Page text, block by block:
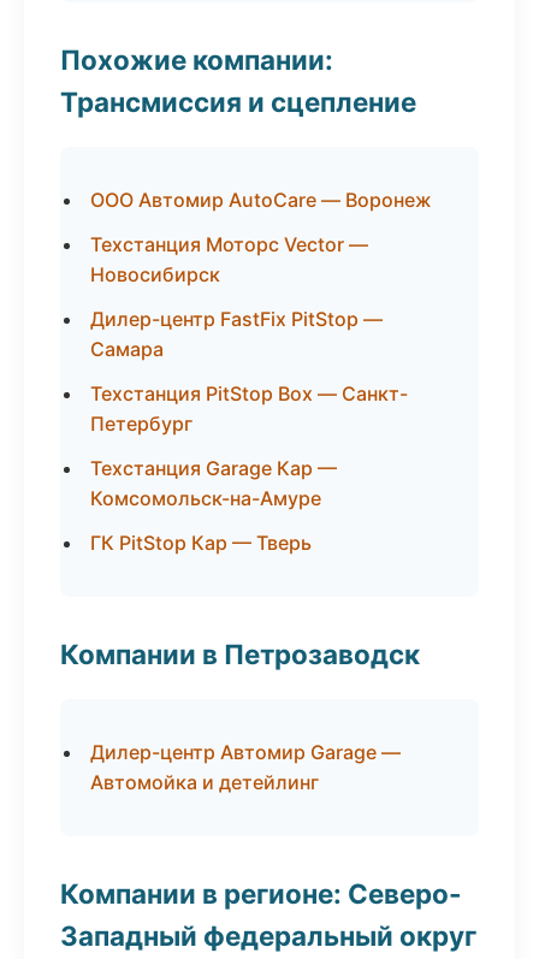
Похожие компании:
Трансмиссия и сцепление
ООО Автомир AutoCare — Воронеж
Техстанция Моторс Vector —
Новосибирск
Дилер-центр FastFix PitStop —
Самара
Техстанция PitStop Box — Санкт-
Петербург
Техстанция Garage Кар —
Комсомольск-на-Амуре
ГК PitStop Кар — Тверь
Компании в Петрозаводск
Дилер-центр Автомир Garage —
Автомойка и детейлинг
Компании в регионе: Северо-
Западный федеральный округ